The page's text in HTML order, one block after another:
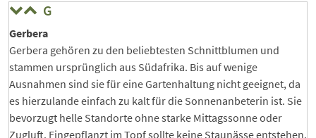
G
Gerbera
Gerbera gehören zu den beliebtesten Schnittblumen und
stammen ursprünglich aus Südafrika. Bis auf wenige
Ausnahmen sind sie für eine Gartenhaltung nicht geeignet, da
es hierzulande einfach zu kalt für die Sonnenanbeterin ist. Sie
bevorzugt helle Standorte ohne starke Mittagssonne oder
Zugluft. Eingepflanzt im Topf sollte keine Staunässe entstehen.